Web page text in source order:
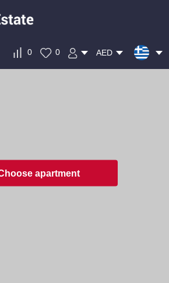
0 0 AED
apartment